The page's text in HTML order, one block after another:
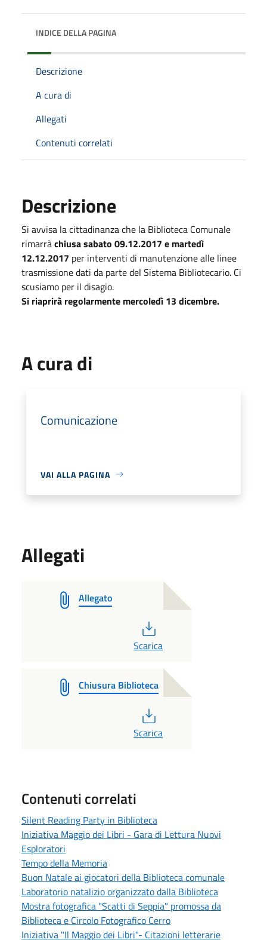
INDICE DELLA PAGINA
Descrizione
A cura di
Allegati
Contenuti correlati
Descrizione
Si avvisa la cittadinanza che la Biblioteca Comunale
rimarràchiusa sabato 09.12.2017 e martedì
12.12.2017 per interventi di manutenzione alle linee
trasmissione dati da parte del Sistema Bibliotecario. Ci
scusiamo per il disagio.
Si riaprirà regolarmente mercoledì 13 dicembre.
A cura di
Comunicazione
VAI ALLA PAGINA
Allegati
Allegato
Scarica
Chiusura Biblioteca
Scarica
Contenuti correlati
Silent Reading Party in Biblioteca
Iniziativa Maggio dei Libri - Gara di Lettura Nuovi
Esploratori
Tempo della Memoria
Buon Natale ai giocatori della Biblioteca comunale
Laboratorio natalizio organizzato dalla Biblioteca
Mostra fotografica "Scatti di Seppia" promossa da
Biblioteca e Circolo Fotografico Cerro
Iniziativa "Il Maggio dei Libri"- Citazioni letterarie